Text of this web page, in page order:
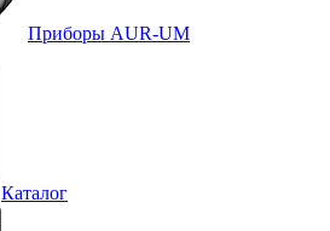
Приборы AUR-UM
Каталог